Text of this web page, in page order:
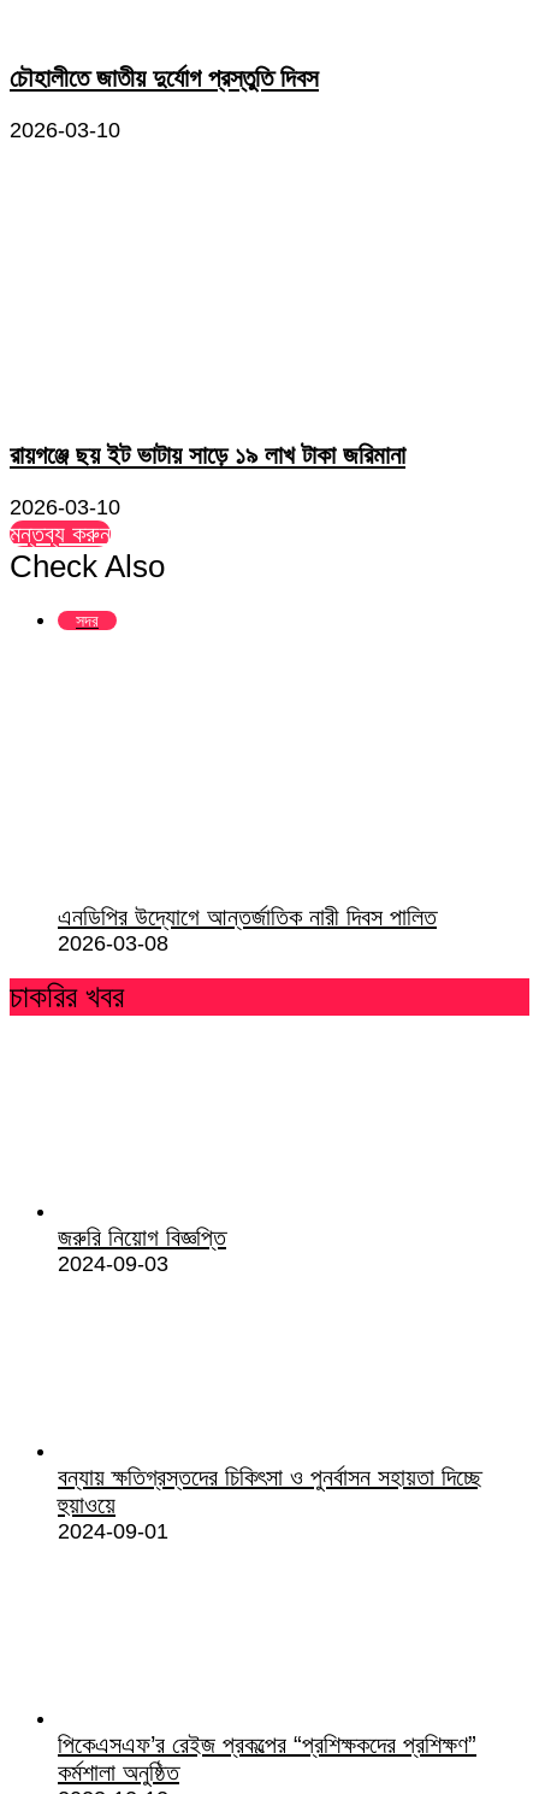
চৌহালীতে জাতীয় দুর্যোগ প্রস্তুতি দিবস
2026-03-10
রায়গঞ্জে ছয় ইট ভাটায় সাড়ে ১৯ লাখ টাকা জরিমানা
2026-03-10
মন্তব্য করুন
Check Also
সদর
এনডিপির উদ্যোগে আন্তর্জাতিক নারী দিবস পালিত
2026-03-08
চাকরির খবর
জরুরি নিয়োগ বিজ্ঞপ্তি
2024-09-03
বন্যায় ক্ষতিগ্রস্তদের চিকিৎসা ও পুনর্বাসন সহায়তা দিচ্ছে
হুয়াওয়ে
2024-09-01
পিকেএসএফ’র রেইজ প্রকল্পের “প্রশিক্ষকদের প্রশিক্ষণ”
কর্মশালা অনুষ্ঠিত